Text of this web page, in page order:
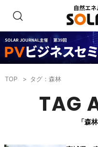
TOP タグ：森林
TAG
「森